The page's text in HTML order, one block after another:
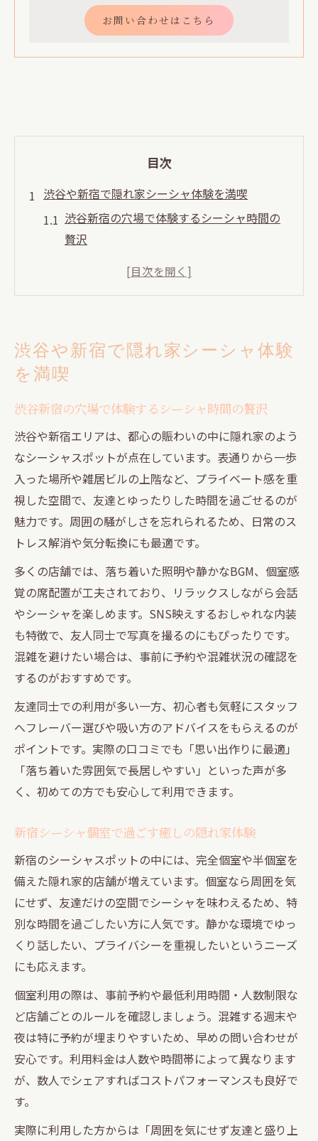
お問い合わせはこちら
目次
渋谷や新宿で隠れ家シーシャ体験を満喫
渋谷新宿の穴場で体験するシーシャ時間の
贅沢
新宿シーシャ個室で過ごす癒しの隠れ家体
渋谷シーシャのおすすめ隠れ家で友達とリ
ラックス
東京で人気のシーシャラウンジ体験を徹底
友達と楽しむ東京都のシーシャ時間
友達と集う東京シーシャスポットの選び方
ガイド
シーシャ東京で友人と過ごす理想のリラッ
クスタイム
ポイント
新宿シーシャ個室で友達と楽しむコツと注
意点
渋谷シーシャで友人と体験する特別な時間
の魅力
隠れ家シーシャで叶える居心地抜群のチル
タイム
シーシャラウンジの静かな個室空間で味わ
う贅沢
選び方
シーシャ東京で過ごす癒しの隠れ家時間を
解説
新大久保の安いシーシャで体験する落ち着
きの理由
個室空間で味わうシーシャの休日提案
個室シーシャで過ごす東京都内の特別な休
日
新宿シーシャ個室で充実したリラックスタ
イムを満喫
渋谷シーシャで休日を楽しむ隠れ家空間の
選び方
間
渋谷や新宿で隠れ家シーシャ体験
を満喫
渋谷新宿の穴場で体験するシーシャ時間の贅沢
渋谷や新宿エリアは、都心の賑わいの中に隠れ家のよう
なシーシャスポットが点在しています。表通りから一歩
入った場所や雑居ビルの上階など、プライベート感を重
視した空間で、友達とゆったりした時間を過ごせるのが
魅力です。周囲の騒がしさを忘れられるため、日常のス
トレス解消や気分転換にも最適です。
多くの店舗では、落ち着いた照明や静かなBGM、個室感
覚の席配置が工夫されており、リラックスしながら会話
やシーシャを楽しめます。SNS映えするおしゃれな内装
も特徴で、友人同士で写真を撮るのにもぴったりです。
混雑を避けたい場合は、事前に予約や混雑状況の確認を
するのがおすすめです。
友達同士での利用が多い一方、初心者も気軽にスタッフ
へフレーバー選びや吸い方のアドバイスをもらえるのが
ポイントです。実際の口コミでも「思い出作りに最適」
「落ち着いた雰囲気で長居しやすい」といった声が多
く、初めての方でも安心して利用できます。
新宿シーシャ個室で過ごす癒しの隠れ家体験
新宿のシーシャスポットの中には、完全個室や半個室を
備えた隠れ家的店舗が増えています。個室なら周囲を気
にせず、友達だけの空間でシーシャを味わえるため、特
別な時間を過ごしたい方に人気です。静かな環境でゆっ
くり話したい、プライバシーを重視したいというニーズ
にも応えます。
個室利用の際は、事前予約や最低利用時間・人数制限な
ど店舗ごとのルールを確認しましょう。混雑する週末や
夜は特に予約が埋まりやすいため、早めの問い合わせが
安心です。利用料金は人数や時間帯によって異なります
が、数人でシェアすればコストパフォーマンスも良好で
す。
実際に利用した方からは「周囲を気にせず友達と盛り上